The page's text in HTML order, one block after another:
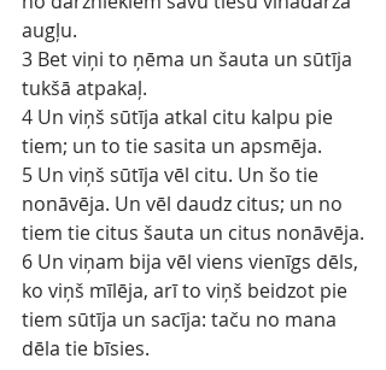
augļu.
3 Bet viņi to ņēma un šauta un sūtīja
tukšā atpakaļ.
4 Un viņš sūtīja atkal citu kalpu pie
tiem; un to tie sasita un apsmēja.
5 Un viņš sūtīja vēl citu. Un šo tie
nonāvēja. Un vēl daudz citus; un no
tiem tie citus šauta un citus nonāvēja.
6 Un viņam bija vēl viens vienīgs dēls,
ko viņš mīlēja, arī to viņš beidzot pie
tiem sūtīja un sacīja: taču no mana
dēla tie bīsies.